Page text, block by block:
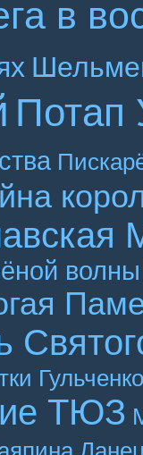
в
Потап
волны
Гульченко
ТЮЗ